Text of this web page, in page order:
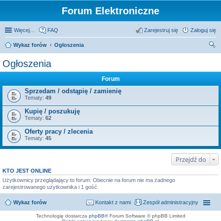
Forum Elektroniczne
Więcej… FAQ Zaloguj się
Zarejestruj się
Wykaz forów
Ogłoszenia
Ogłoszenia
Forum
Sprzedam / odstąpię / zamienię
Tematy: 49
Kupię / poszukuję
Tematy: 62
Oferty pracy / zlecenia
Tematy: 45
Przejdź do
KTO JEST ONLINE
Użytkownicy przeglądający to forum: Obecnie na forum nie ma żadnego
zarejestrowanego użytkownika i 1 gość
Wykaz forów Zespół administracyjny
Kontakt z nami
Technologię dostarcza phpBB® Forum Software © phpBB Limited